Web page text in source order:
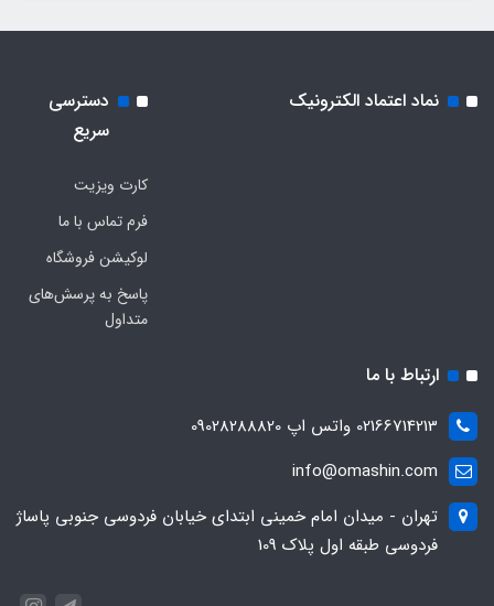
نماد اعتماد الکترونیک
دسترسی
سریع
کارت ویزیت
فرم تماس با ما
لوکیشن فروشگاه
پاسخ به پرسش‌های
متداول
ارتباط با ما
02166714213 واتس اپ 09028288820
info@omashin.com
تهران - میدان امام خمینی ابتدای خیابان فردوسی جنوبی پاساژ
فردوسی طبقه اول پلاک 109